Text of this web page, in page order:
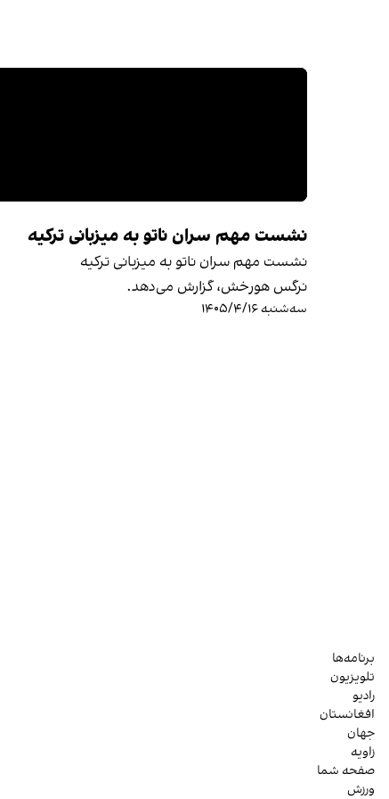
نشست مهم سران ناتو به میزبانی ترکیه
نشست مهم سران ناتو به میزبانی ترکیه
نرگس هورخش، گزارش می‌دهد.
سه‌شنبه ۱۴۰۵/۴/۱۶
برنامه‌ها
تلویزیون
رادیو
افغانستان
جهان
زاویه
صفحه شما
ورزش